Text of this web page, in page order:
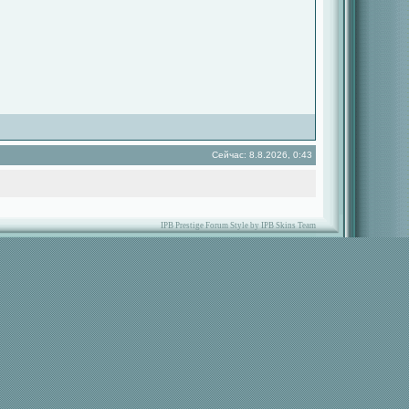
Сейчас: 8.8.2026, 0:43
IPB Prestige Forum Style by IPB Skins Team